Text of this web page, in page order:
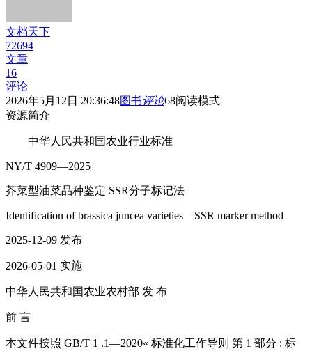
文档天下
72694
文章
16
评论
2026年5月12日 20:36:48图书评论68阅读模式
资源简介
中华人民共和国农业行业标准
NY/T 4909—2025
芥菜型油菜品种鉴定 SSR分子标记法
Identification of brassica juncea varieties—SSR marker method
2025-12-09 发布
2026-05-01 实施
中华人民共和国农业农村部 发 布
前 言
本文件按照 GB/T 1 .1—2020« 标准化工作导则 第 1 部分 : 标